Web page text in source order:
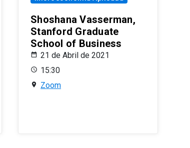
Shoshana Vasserman,
Stanford Graduate
School of Business
21 de Abril de 2021
15:30
Zoom